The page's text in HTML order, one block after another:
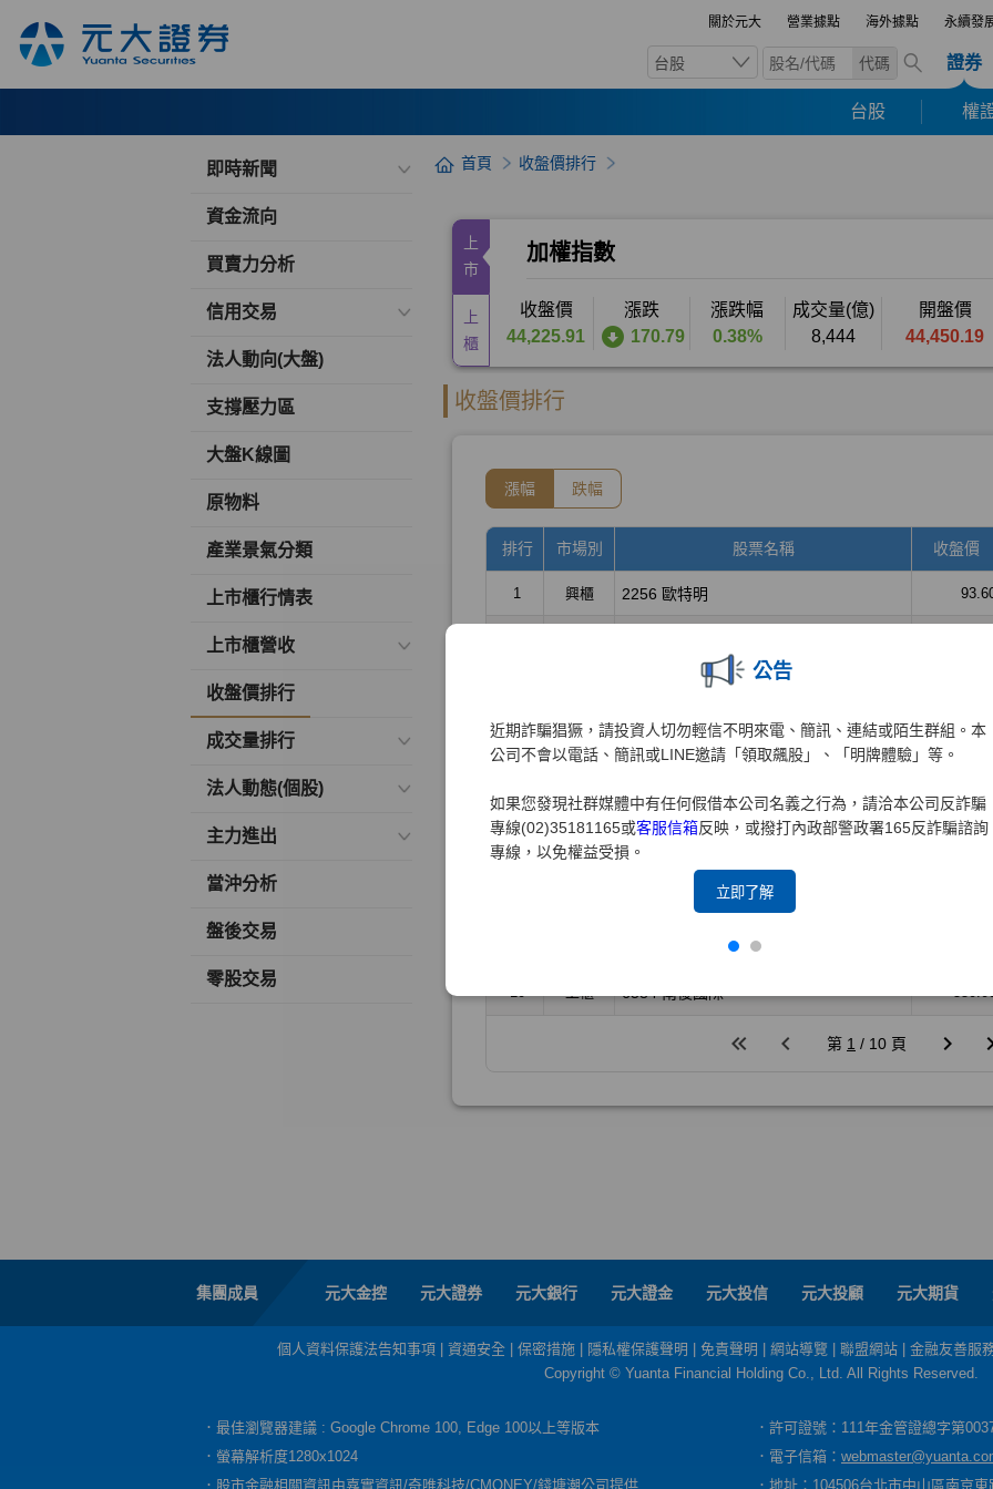
關於元大 營業據點 海外據點 永續發
台股 代碼 證券
台股 權
公告
近期詐騙猖獗，請投資人切勿輕信不明來電、簡訊、連結或陌生群組。本
公司不會以電話、簡訊或LINE邀請「領取飆股」、「明牌體驗」等。
如果您發現社群媒體中有任何假借本公司名義之行為，請洽本公司反詐騙
專線(02)35181165或客服信箱反映，或撥打內政部警政署165反詐騙諮詢
專線，以免權益受損。
立即了解
即時新聞
資金流向
買賣力分析
信用交易
法人動向(大盤)
支撐壓力區
大盤K線圖
原物料
產業景氣分類
上市櫃行情表
上市櫃營收
收盤價排行
成交量排行
法人動態(個股)
主力進出
當沖分析
盤後交易
零股交易
首頁 收盤價排行
集團成員 元大金控 元大證券 元大銀行 元大證金 元大投信 元大投顧 元大期貨
個人資料保護法告知事項 資通安全 保密措施 隱私權保護聲明 免責聲明 網站導覽 聯盟網站
金融友善服
Copyright © Yuanta Financial Holding Co., Ltd. All Rights Reserved.
．最佳瀏覽器建議 : Google Chrome 100, Edge 100以上等版本
．許可證號：111年金管證總字第
．螢幕解析度1280x1024
．電子信箱：
．股市金融相關資訊由嘉實資訊/奇唯科技/CMONEY/錢塘潮公司提供
．地址：104506台北市中山區南京